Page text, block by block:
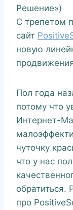
Решение»)
С трепетом
сайт
новую
Пол года
потому что
Интернет-
чуточку
что у нас
про